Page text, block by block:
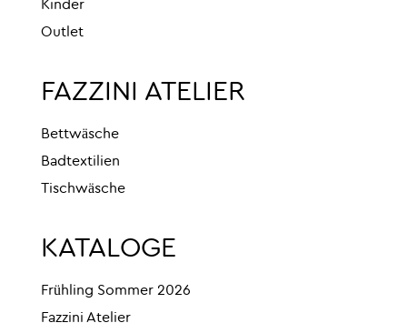
Kinder
Outlet
FAZZINI ATELIER
Bettwäsche
Badtextilien
Tischwäsche
KATALOGE
Frühling Sommer 2026
Fazzini Atelier